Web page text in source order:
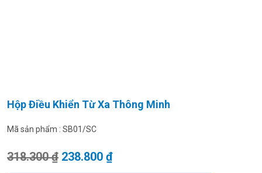
Hộp Điều Khiển Từ Xa Thông Minh
Mã sản phẩm : SB01/SC
318.300₫ Giá gốc là: 318.300 ₫.
238.800 ₫Giá hiện tại là: 238.800 ₫.